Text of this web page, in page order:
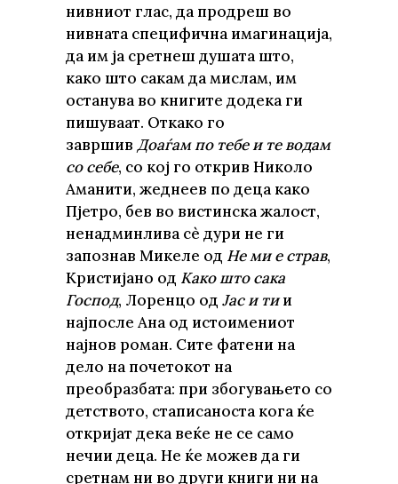
нивниот глас, да продреш во
нивната специфична имагинација,
да им ја сретнеш душата што,
како што сакам да мислам, им
останува во книгите додека ги
пишуваат. Откако го
завршив Доаѓам по тебе и те водам
со себе, со кој го открив Николо
Аманити, жеднеев по деца како
Пјетро, бев во вистинска жалост,
ненадминлива сè дури не ги
запознав Микеле од Не ми е страв,
Кристијано од Како што сака
Господ, Лоренцо од Јас и тии
најпосле Ана од истоимениот
најнов роман. Сите фатени на
дело на почетокот на
преобразбата: при збогувањето со
детството, стаписаноста кога ќе
откријат дека веќе не се само
нечии деца. Не ќе можев да ги
сретнам ни во други книги ни на